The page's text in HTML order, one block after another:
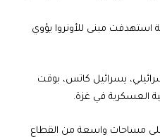
مبنى للأونروا يؤوي
يسرائيل كاتس، بوقت
العسكرية في غزة.
على مساحات واسعة من القطاع